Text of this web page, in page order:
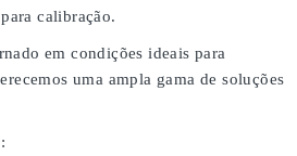
calibração.
em condições ideais para
uma ampla gama de soluções